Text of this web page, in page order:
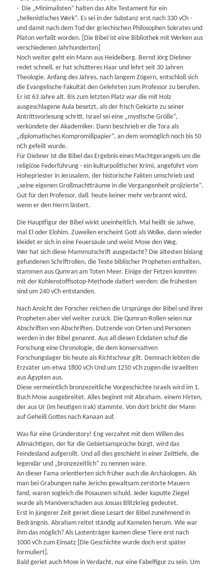
- Die „Minimalisten“ halten das Alte Testament für ein
„hellenistisches Werk“. Es sei in der Substanz erst nach 330 vCh -
und damit nach dem Tod der griechischen Philosophen Sokrates und
Platon verfaßt worden. [Die Bibel ist eine Bibliothek mit Werken aus
verschiedenen Jahrhunderten]
Noch weiter geht ein Mann aus Heidelberg. Bernd Jörg Diebner
redet schnell, er hat schütteres Haar und lehrt seit 30 Jahren
Theologie. Anfang des Jahres, nach langem Zögern, entschloß sich
die Evangelische Fakultät den Gelehrten zum Professor zu berufen.
Er ist 63 Jahre alt. Bis zum letzten Platz war die mit Holz
ausgeschlagene Aula besetzt, als der frisch Gekürte zu seiner
Antrittsvorlesung schritt. Israel sei eine „mystische Größe“,
verkündete der Akademiker. Dann beschrieb er die Tora als
„diplomatisches Kompromißpapier“, an dem womöglich noch bis 50
nCh gefeilt wurde.
Für Diebner ist die Bibel das Ergebnis eines Machtgerangels um die
religiöse Federführung - ein kulturpolitischer Krimi, angeführt vom
Hohepriester in Jerusalem, der historische Fakten umschrieb und
„seine eigenen Großmachtträume in die Vergangenheit projizierte“.
Gut für den Professor, daß heute keiner mehr verbrannt wird,
wenn er den Herrn lästert.
Die Hauptfigur der Bibel wirkt uneinheitlich. Mal heißt sie Jahwe,
mal El oder Elohim. Zuweilen erscheint Gott als Wolke, dann wieder
kleidet er sich in eine Feuersäule und weist Mose den Weg.
Wer hat sich diese Mammutschrift ausgedacht? Die ältesten bislang
gefundenen Schriftrollen, die Texte biblischer Propheten enthalten,
stammen aus Qumran am Toten Meer. Einige der Fetzen konnten
mit der Kohlenstoffisotop-Methode datiert werden: die frühesten
sind um 240 vCh entstanden.
Nach Ansicht der Forscher reichen die Ursprünge der Bibel und ihrer
Propheten aber viel weiter zurück. Die Qumran-Rollen seien nur
Abschriften von Abschriften. Dutzende von Orten und Personen
werden in der Bibel genannt. Aus all diesen Eckdaten schuf die
Forschung eine Chronologie, die dem konservativen
Forschungslager bis heute als Richtschnur gilt. Demnach lebten die
Erzväter um etwa 1800 vCh Und um 1250 vCh zogen die Israeliten
aus Ägypten aus.
Diese vermeintlich bronzezeitliche Vorgeschichte Israels wird im 1.
Buch Mose ausgebreitet. Alles beginnt mit Abraham. einem Hirten,
der aus Ur (im heutigen Irak) stammte. Von dort bricht der Mann
auf Geheiß Gottes nach Kanaan auf.
Was für eine Gründerstory! Eng verzahnt mit dem Willen des
Allmächtigen, der für die Gebietsansprüche bürgt, wird das
Feindesland aufgerollt. Und all dies geschieht in einer Zeittiefe, die
legendär und „bronzezeitlich“ zu nennen wäre.
An dieser Fama orientierten sich früher auch die Archäologen. Als
man bei Grabungen nahe Jericho gewaltsam zerstörte Mauern
fand, waren sogleich die Posaunen schuld. Jeder kaputte Ziegel
wurde als Manöverschaden aus Josuas Blitzkrieg gedeutet.
Erst in jüngerer Zeit geriet diese Lesart der Bibel zunehmend in
Bedrängnis. Abraham reitet ständig auf Kamelen herum. Wie war
ihm das möglich? Als Lastenträger kamen diese Tiere erst nach
1000 vCh zum Einsatz [Die Geschichte wurde doch erst später
formuliert].
Bald geriet auch Mose in Verdacht, nur eine Fabelfigur zu sein. Um